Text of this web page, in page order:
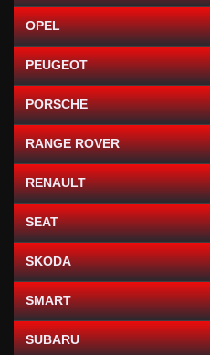
OPEL
PEUGEOT
PORSCHE
RANGE ROVER
RENAULT
SEAT
SKODA
SMART
SUBARU